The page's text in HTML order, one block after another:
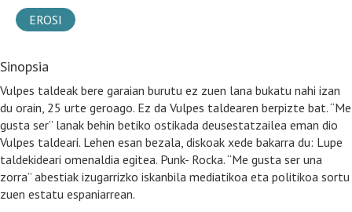
EROSI
Sinopsia
Vulpes taldeak bere garaian burutu ez zuen lana bukatu nahi izan
du orain, 25 urte geroago. Ez da Vulpes taldearen berpizte bat. “Me
gusta ser” lanak behin betiko ostikada deusestatzailea eman dio
Vulpes taldeari. Lehen esan bezala, diskoak xede bakarra du: Lupe
taldekideari omenaldia egitea. Punk- Rocka. “Me gusta ser una
zorra” abestiak izugarrizko iskanbila mediatikoa eta politikoa sortu
zuen estatu espaniarrean.